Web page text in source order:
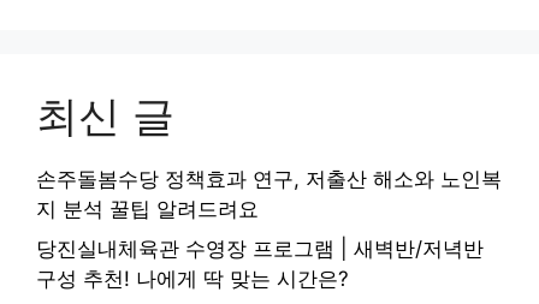
최신 글
손주돌봄수당 정책효과 연구, 저출산 해소와 노인복
지 분석 꿀팁 알려드려요
당진실내체육관 수영장 프로그램 | 새벽반/저녁반
구성 추천! 나에게 딱 맞는 시간은?